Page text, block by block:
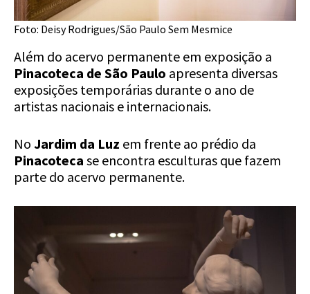
Foto: Deisy Rodrigues/São Paulo Sem Mesmice
Além do acervo permanente em exposição a
Pinacoteca de São Paulo apresenta diversas
exposições temporárias durante o ano de
artistas nacionais e internacionais.
No Jardim da Luz em frente ao prédio da
Pinacoteca se encontra esculturas que fazem
parte do acervo permanente.